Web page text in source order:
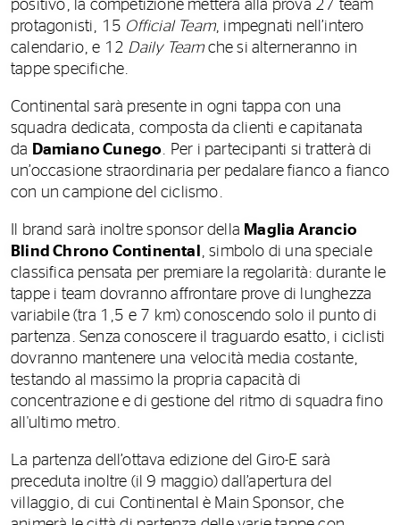
positivo, la competizione metterà alla prova 27 team
protagonisti, 15 Official Team, impegnati nell’intero
calendario, e 12 Daily Teamche si alterneranno in
tappe specifiche.
Continental sarà presente in ogni tappa con una
squadra dedicata, composta da clienti e capitanata
da Damiano Cunego. Per i partecipanti si tratterà di
un’occasione straordinaria per pedalare fianco a fianco
con un campione del ciclismo.
Il brand sarà inoltre sponsor della Maglia Arancio
Blind Chrono Continental , simbolo di una speciale
classifica pensata per premiare la regolarità: durante le
tappe i team dovranno affrontare prove di lunghezza
variabile (tra 1,5 e 7 km) conoscendo solo il punto di
partenza. Senza conoscere il traguardo esatto, i ciclisti
dovranno mantenere una velocità media costante,
testando al massimo la propria capacità di
concentrazione e di gestione del ritmo di squadra fino
all'ultimo metro.
La partenza dell’ottava edizione del Giro-E sarà
preceduta inoltre (il 9 maggio) dall’apertura del
villaggio, di cui Continental è Main Sponsor, che